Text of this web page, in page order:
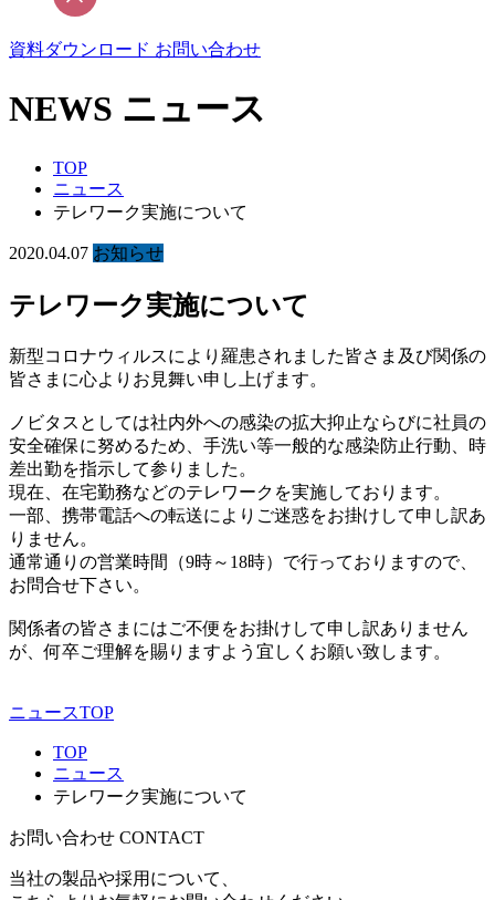
資料ダウンロード お問い合わせ
NEWS ニュース
TOP
ニュース
テレワーク実施について
2020.04.07 お知らせ
テレワーク実施について
新型コロナウィルスにより羅患されました皆さま及び関係の
皆さまに心よりお見舞い申し上げます。
ノビタスとしては社内外への感染の拡大抑止ならびに社員の
安全確保に努めるため、手洗い等一般的な感染防止行動、時
差出勤を指示して参りました。
現在、在宅勤務などのテレワークを実施しております。
一部、携帯電話への転送によりご迷惑をお掛けして申し訳あ
りません。
通常通りの営業時間（9時～18時）で行っておりますので、
お問合せ下さい。
関係者の皆さまにはご不便をお掛けして申し訳ありません
が、何卒ご理解を賜りますよう宜しくお願い致します。
ニュースTOP
TOP
ニュース
テレワーク実施について
お問い合わせ CONTACT
当社の製品や採用について、